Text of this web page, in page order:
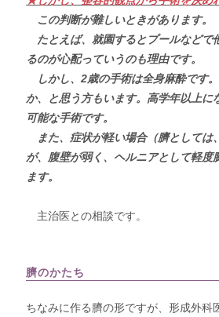
この判断が難しいときがあります。
たとえば、就園するとプールなどで
るのが心配っていうのも理由です。
しかし、2歳の手術は全身麻酔です
か、と思う方もいます。高学年以上に
可能な手術です。
また、症状が軽い場合（臍としては
が、腹壁が弱く、ヘルニアとして軽度
ます。
主治医との相談です。
臍のかたち
ちなみに作る臍の形ですが、形成外科